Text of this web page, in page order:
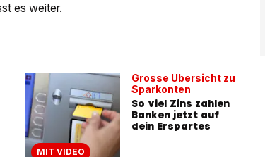
es weiter.
MIT VIDEO
Grosse Übersicht zu
Sparkonten
So viel Zins zahlen
Banken jetzt auf
dein Erspartes